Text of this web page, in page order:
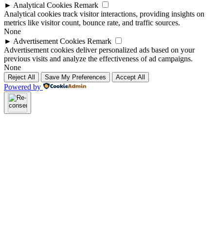
► Analytical Cookies Remark
Analytical cookies track visitor interactions, providing insights on
metrics like visitor count, bounce rate, and traffic sources.
None
► Advertisement Cookies Remark
Advertisement cookies deliver personalized ads based on your
previous visits and analyze the effectiveness of ad campaigns.
None
Reject All Save My Preferences Accept All
Powered by